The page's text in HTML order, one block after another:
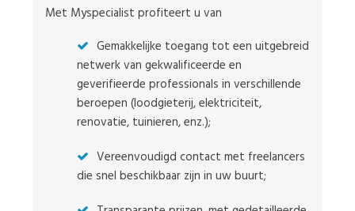
Met Myspecialist profiteert u van
Gemakkelijke toegang tot een uitgebreid
netwerk van gekwalificeerde en
geverifieerde professionals in verschillende
beroepen (loodgieterij, elektriciteit,
renovatie, tuinieren, enz.);
Vereenvoudigd contact met freelancers
die snel beschikbaar zijn in uw buurt;